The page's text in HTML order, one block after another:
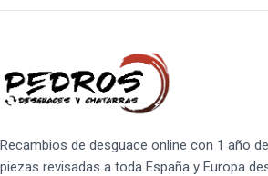
Recambios de desguace online con 1 año
piezas revisadas a toda España y Europa